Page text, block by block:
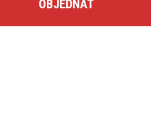
OBJEDNAT